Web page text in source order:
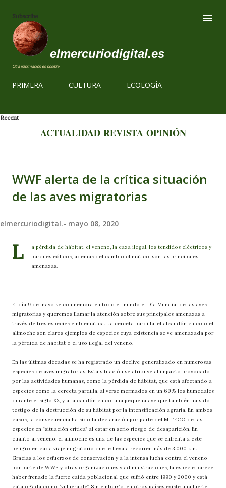
Subscribe
elmercuriodigital.es
Otra información es posible
PRIMERA CULTURA ECOLOGÍA
Recent
ACTUALIDAD REVISTA OPINIÓN
WWF alerta de la crítica situación
de las aves migratorias
elmercuriodigital.- mayo 08, 2020
L
a pérdida de hábitat, el veneno, la caza ilegal, los tendidos eléctricos y
parques eólicos, además del cambio climático, son las principales
amenazas.
El día 9 de mayo se conmemora en todo el mundo el Día Mundial de las aves
migratorias y queremos llamar la atención sobre sus principales amenazas a
través de tres especies emblemática. La cerceta pardilla, el alcaudón chico o el
alimoche son claros ejemplos de especies cuya existencia se ve amenazada por
la pérdida de hábitat o el uso ilegal del veneno.
En las últimas décadas se ha registrado un declive generalizado en numerosas
especies de aves migratorias. Esta situación se atribuye al impacto provocado
por las actividades humanas, como la pérdida de hábitat, que está afectando a
especies como la cerceta pardilla, al verse mermados en un 60% los humedales
durante el siglo XX, y al alcaudón chico, una pequeña ave que también ha sido
testigo de la destrucción de su hábitat por la intensificación agraria. En ambos
casos, la consecuencia ha sido la declaración por parte del MITECO de las
especies en “situación crítica” al estar en serio riesgo de desaparición. En
cuanto al veneno, el alimoche es una de las especies que se enfrenta a este
peligro en cada viaje migratorio que le lleva a recorrer más de 3.000 km.
Gracias a los esfuerzos de conservación y a la intensa lucha contra el veneno
por parte de WWF y otras organizaciones y administraciones, la especie parece
haber frenado la fuerte caída poblacional que sufrió entre 1990 y 2000 y está
catalogada como “vulnerable”. Sin embargo, en otros países existe una fuerte